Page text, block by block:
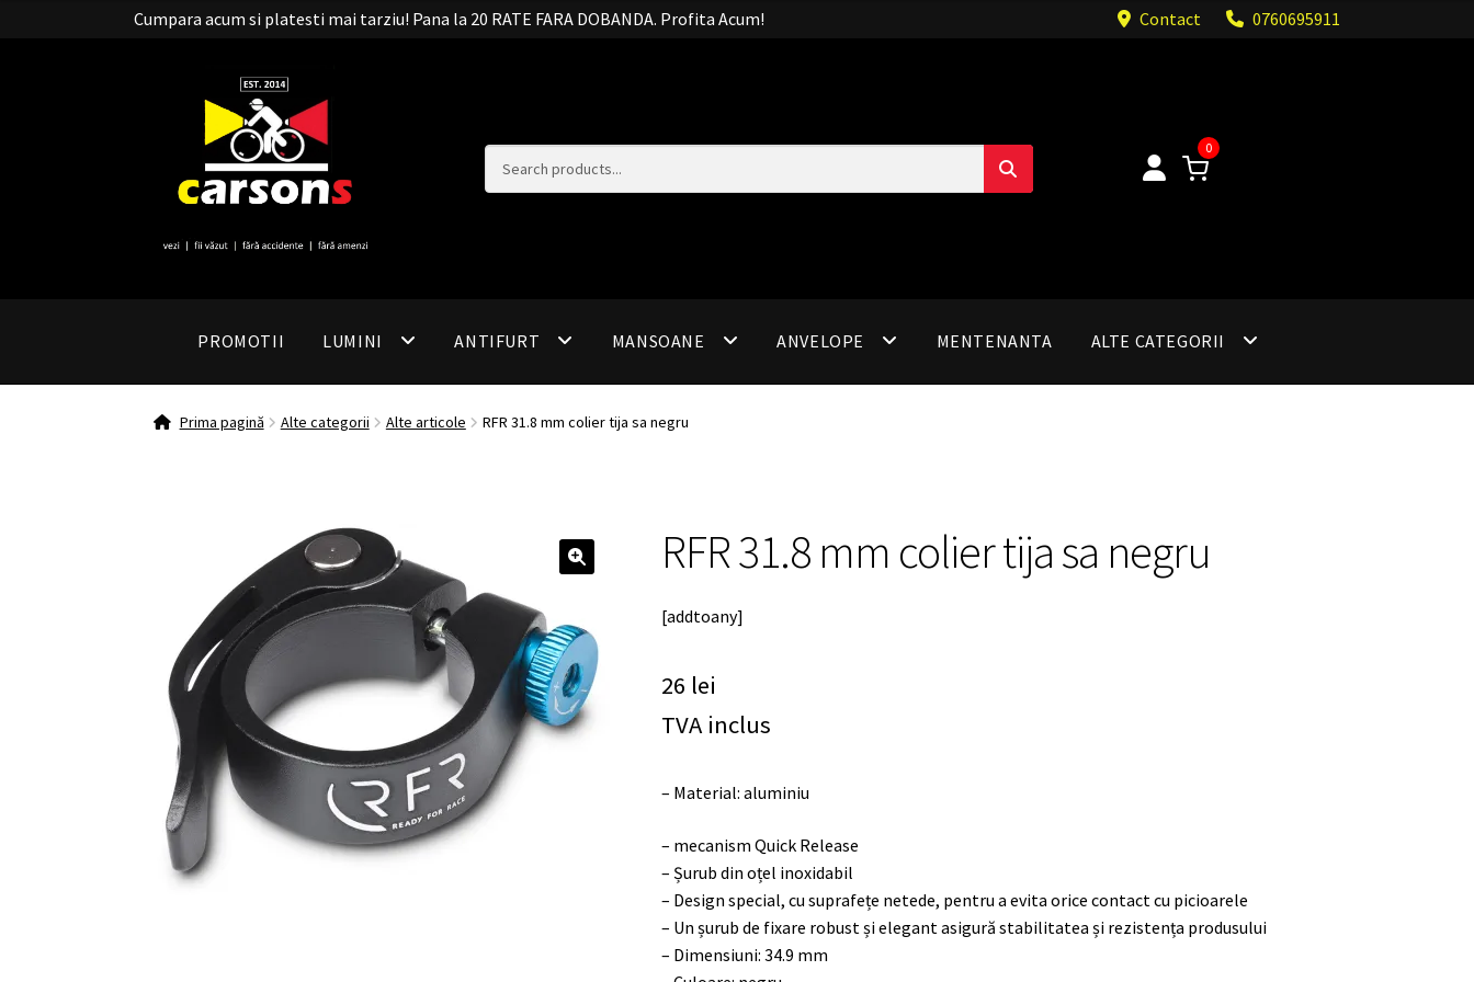
Cumpara acum si platesti mai tarziu! Pana la 20 RATE FARA DOBANDA. Profita Acum! Contact 0760695911
0
PROMOTII LUMINI ANTIFURT MANSOANE ANVELOPE MENTENANTA ALTE CATEGORII
Prima pagină Alte categorii Alte articole RFR 31.8 mm colier tija sa negru
RFR 31.8 mm colier tija sa negru
[addtoany]
26 lei
TVA inclus
– Material: aluminiu
– mecanism Quick Release
– Șurub din oțel inoxidabil
– Design special, cu suprafețe netede, pentru a evita orice contact cu picioarele
– Un șurub de fixare robust și elegant asigură stabilitatea și rezistența produsului
– Dimensiuni: 34.9 mm